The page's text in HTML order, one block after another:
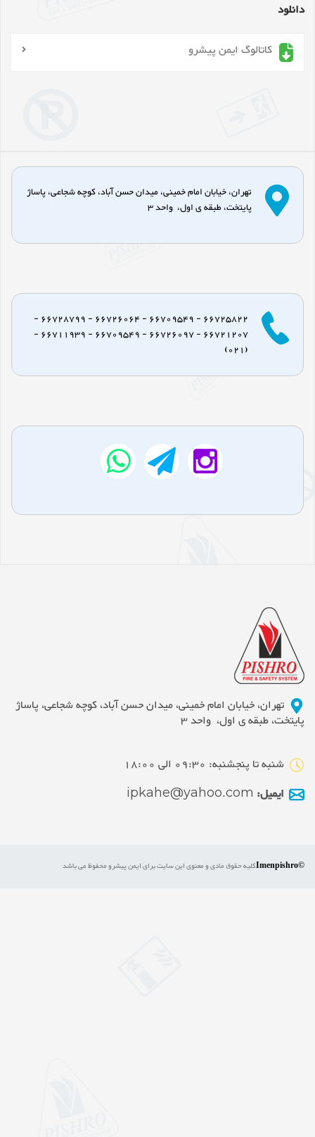
دانلود
کاتالوگ ایمن پیشرو
تهران، خیابان امام خمینی، میدان حسن آباد، کوچه شجاعی، پاساژ
پایتخت، طبقه ی اول، واحد 3
66725822 - 66709549 - 66726064 - 66728799 -
66721207 - 66726097 - 66709549 - 66711939 -
تهران، خیابان امام خمینی، میدان حسن آباد، کوچه شجاعی، پاساژ
پایتخت، طبقه ی اول، واحد 3
شنبه تا پنجشنبه: 09:30 الی 18:00
ایمیل:ipkahe@yahoo.com
کلیه حقوق مادی و معنوی این سایت برای ایمن پیشرو محفوظ می باشد